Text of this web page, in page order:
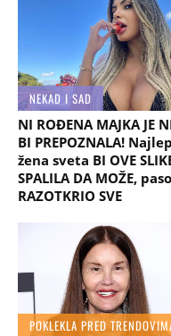
NEKAD I SAD
NI ROĐENA MAJKA JE
BI PREPOZNALA!
žena sveta BI OVE
SPALILA DA MOŽE,
RAZOTKRIO SVE
POKLEKLA PRED